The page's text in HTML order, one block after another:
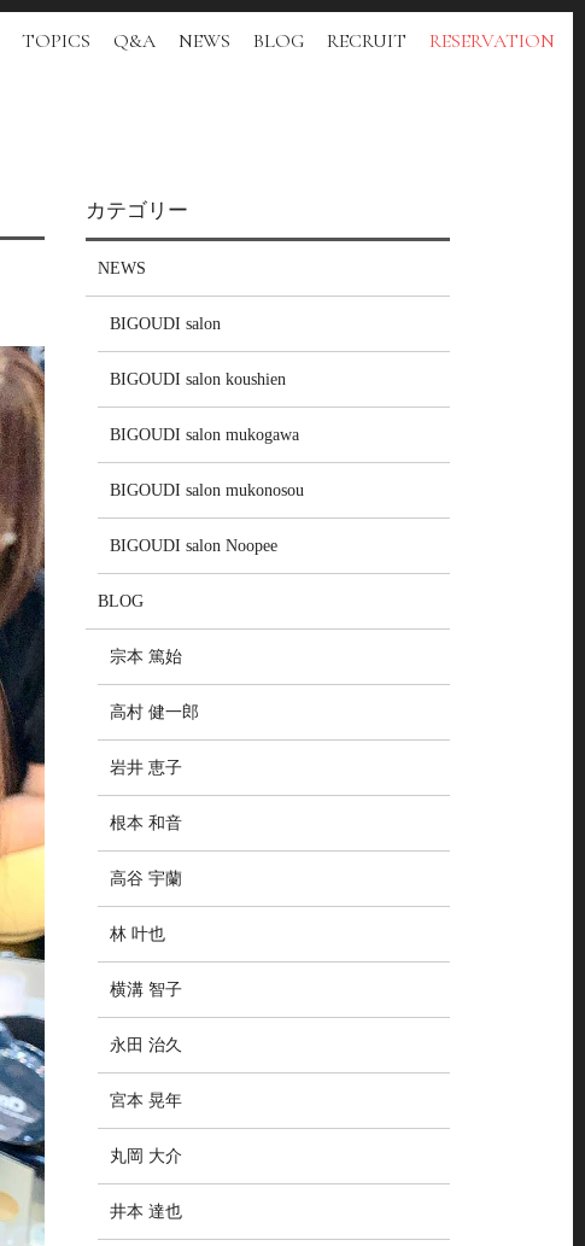
TOPICS Q&A NEWS BLOG RECRUIT RESERVATION
カテゴリー
NEWS
BIGOUDI salon
BIGOUDI salon koushien
BIGOUDI salon mukogawa
BIGOUDI salon mukonosou
BIGOUDI salon Noopee
BLOG
宗本 篤始
高村 健一郎
岩井 恵子
根本 和音
高谷 宇蘭
林 叶也
横溝 智子
永田 治久
宮本 晃年
丸岡 大介
井本 達也